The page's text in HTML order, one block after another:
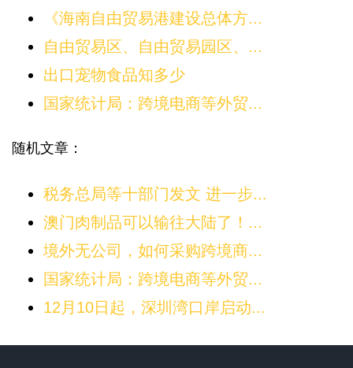
《海南自由贸易港建设总体方...
自由贸易区、自由贸易园区、...
出口宠物食品知多少
国家统计局：跨境电商等外贸...
随机文章：
税务总局等十部门发文 进一步...
澳门肉制品可以输往大陆了！...
境外无公司，如何采购跨境商...
国家统计局：跨境电商等外贸...
12月10日起，深圳湾口岸启动...